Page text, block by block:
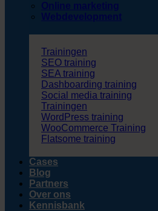
Online marketing
Webdevelopment
Trainingen
SEO training
SEA training
Dashboarding training
Social media training
Trainingen
WordPress training
WooCommerce Training
Flatsome training
Cases
Blog
Partners
Over ons
Kennisbank